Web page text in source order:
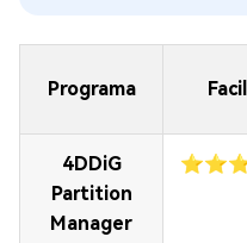
Programa
4DDiG
Partition
Manager